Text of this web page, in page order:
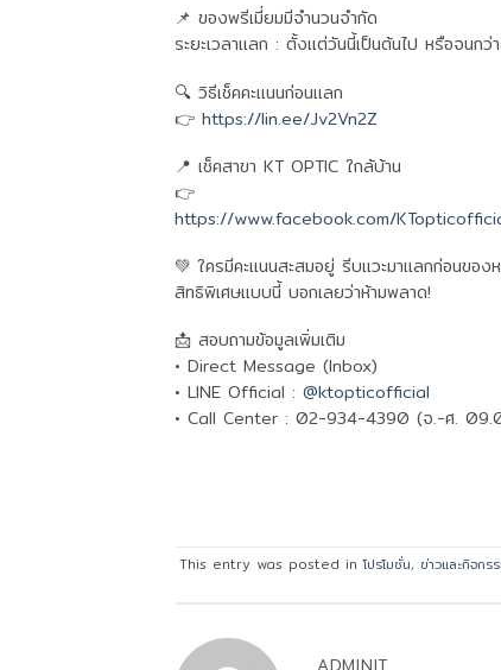
📌 ของพรีเมี่ยมมีจำนวนจำกัด
ระยะเวลาแลก : ตั้งแต่วันนี้เป็นต้นไป หรือจนกว่
🔍 วิธีเช็คคะแนนก่อนแลก
👉 https://lin.ee/Jv2Vn2Z
📍 เช็คสาขา KT OPTIC ใกล้บ้าน
👉
https://www.facebook.com/
💚 ใครมีคะแนนสะสมอยู่ รีบแวะมาแลกก่อนของ
สิทธิพิเศษแบบนี้ บอกเลยว่าห้ามพลาด!
📩 สอบถามข้อมูลเพิ่มเติม
• Direct Message (Inbox)
• LINE Official : @ktopticofficial
• Call Center : 02-934-4390 (จ.-ศ.
This entry was posted inโปรโมชั่น, ข่าวและกิจกร